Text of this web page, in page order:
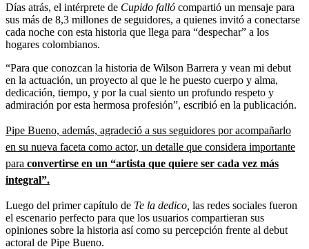
Días atrás, el intérprete de Cupido falló compartió un mensaje para
sus más de 8,3 millones de seguidores, a quienes invitó a conectarse
cada noche con esta historia que llega para “despechar” a los
hogares colombianos.
“Para que conozcan la historia de Wilson Barrera y vean mi debut
en la actuación, un proyecto al que le he puesto cuerpo y alma,
dedicación, tiempo, y por la cual siento un profundo respeto y
admiración por esta hermosa profesión”, escribió en la publicación.
Pipe Bueno, además, agradeció a sus seguidores por acompañarlo
en su nueva faceta como actor, un detalle que considera importante
para convertirse en un “artista que quiere ser cada vez más
integral”.
Luego del primer capítulo de Te la dedico, las redes sociales fueron
el escenario perfecto para que los usuarios compartieran sus
opiniones sobre la historia así como su percepción frente al debut
actoral de Pipe Bueno.